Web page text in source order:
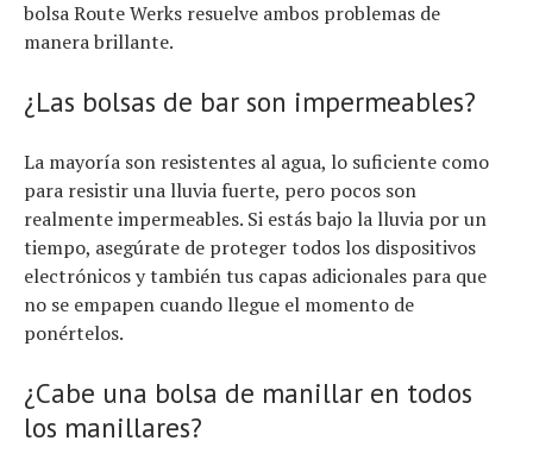
bolsa Route Werks resuelve ambos problemas de
manera brillante.
¿Las bolsas de bar son impermeables?
La mayoría son resistentes al agua, lo suficiente como
para resistir una lluvia fuerte, pero pocos son
realmente impermeables. Si estás bajo la lluvia por un
tiempo, asegúrate de proteger todos los dispositivos
electrónicos y también tus capas adicionales para que
no se empapen cuando llegue el momento de
ponértelos.
¿Cabe una bolsa de manillar en todos
los manillares?